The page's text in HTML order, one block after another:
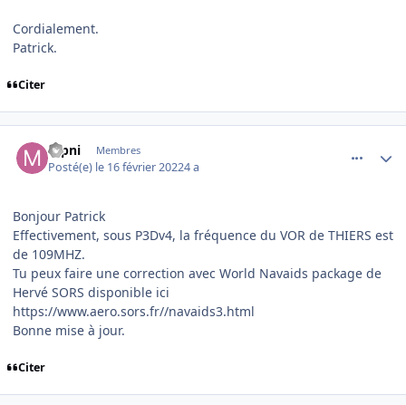
Cordialement.
Patrick.
Citer
mpni Membres
Posté(e) le 16 février 20224 a
Bonjour Patrick
Effectivement, sous P3Dv4, la fréquence du VOR de THIERS est
de 109MHZ.
Tu peux faire une correction avec World Navaids package de
Hervé SORS disponible ici
https://www.aero.sors.fr//navaids3.html
Bonne mise à jour.
Citer